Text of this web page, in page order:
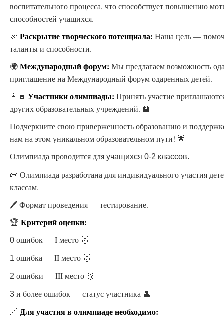
воспитательного процесса, что способствует повышению
способностей учащихся.
🎉 Раскрытие творческого потенциала: Наша цель —
таланты и способности.
🌍Международный форум: Мы предлагаем возможность
приглашение на Международный форум одаренных детей.
👩‍🎓 Участники олимпиады: Принять участие
других образовательных учреждений. 🏫
Подчеркните свою приверженность образованию и
нам на этом уникальном образовательном пути! 🌟
Олимпиада проводится для учащихся 0-2 классов.
📜 Олимпиада разработана для индивидуального участия
классам.
🖊️ Формат проведения — тестирование.
🏆 Критерий оценки:
0 ошибок — I место 🥇
1 ошибка — II место 🥈
2 ошибки — III место 🥉
3 и более ошибок — статус участника 👤
🔗 Для участия в олимпиаде необходимо: